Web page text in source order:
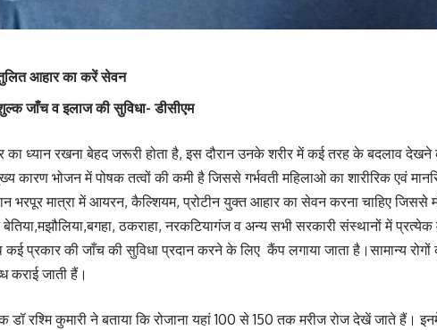
आहार का करें सेवन
जाँच व इलाज की सुविधा- डीसीएम
का ध्यान रखना बेहद जरूरी होता है, इस दौरान उनके शरीर में कई तरह के बदलाव
कारण भोजन में पोषक तत्वों की कमी है जिससे गर्भवती महिलाओ का शारीरिक एवं
भरपूर मात्रा में आयरन, कैल्शियम, प्रोटीन युक्त आहार का सेवन करना चाहिए
ठकराहा, नरकटियागंज व अन्य सभी सरकारी संस्थानों में
प्रकार की जाँच की सुविधा प्रदान करने के लिए कैंप लगाया जाता है।सामान्य
कराई जाती हैं।
डॉ रश्मि कुमारी ने बताया कि रोजाना यहां 100 से 150 तक मरीज रोज देखें जाते हैं।